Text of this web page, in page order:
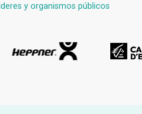
y organismos públicos